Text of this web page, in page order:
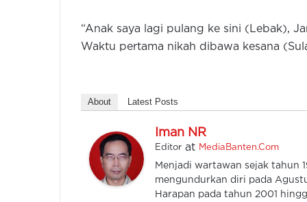
“Anak saya lagi pulang ke sini (Lebak),
Waktu pertama nikah dibawa kesana
About Latest Posts
Iman NR
Editor at MediaBanten.Com
Menjadi wartawan sejak tahun
mengundurkan diri pada
Harapan pada tahun 2001